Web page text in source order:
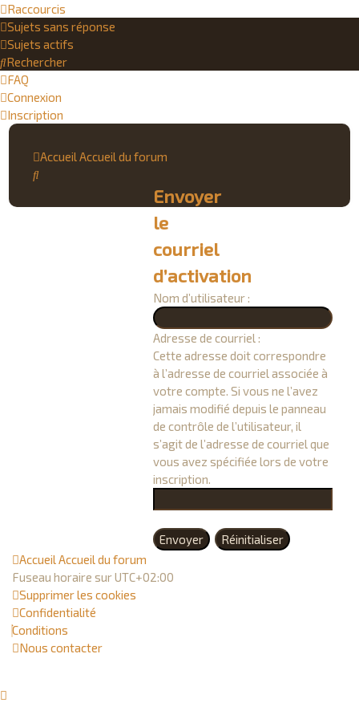
Raccourcis
Sujets sans réponse
Sujets actifs
Rechercher
FAQ
Connexion
Inscription
AccueilAccueil du forum
Envoyer
le
courriel
d’activation
Nom d’utilisateur :
Adresse de courriel :
Cette adresse doit correspondre
à l’adresse de courriel associée à
votre compte. Si vous ne l’avez
jamais modifié depuis le panneau
de contrôle de l’utilisateur, il
s’agit de l’adresse de courriel que
vous avez spécifiée lors de votre
inscription.
AccueilAccueil du forum
Fuseau horaire surUTC+02:00
Supprimer les cookies
Confidentialité
Conditions
Nous contacter